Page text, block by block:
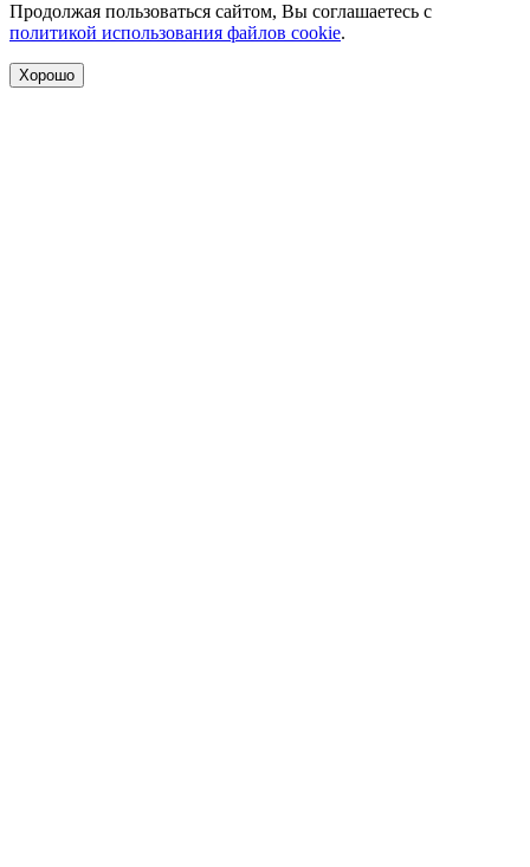
Продолжая пользоваться сайтом, Вы соглашаетесь с
политикой использования файлов cookie.
Хорошо